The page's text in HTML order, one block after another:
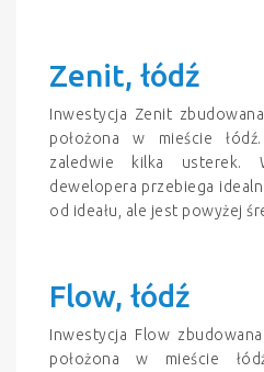
Zenit, łódź
Inwestycja Zenit
położona w mieście
zaledwie kilka usterek.
dewelopera przebiega
od ideału, ale jest powyżej
Flow, łódź
Inwestycja Flow
położona w mieście